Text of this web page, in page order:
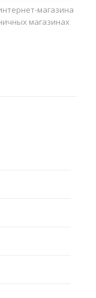
магазина
магазинах